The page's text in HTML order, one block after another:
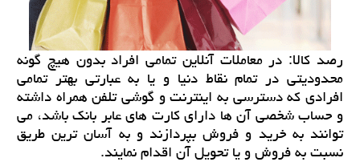
رصد كالا: در معاملات آنلاین تمامی افراد بدون هیچ گونه
محدودیتی در تمام نقاط دنیا و یا به عبارتی بهتر تمامی
افرادی كه دسترسی به اینترنت و گوشی تلفن همراه داشته
و حساب شخصی آن ها دارای كارت های عابر بانك باشد، می
توانند به خرید و فروش بپردازند و به آسان ترین طریق
نسبت به فروش و یا تحویل آن اقدام نمایند.